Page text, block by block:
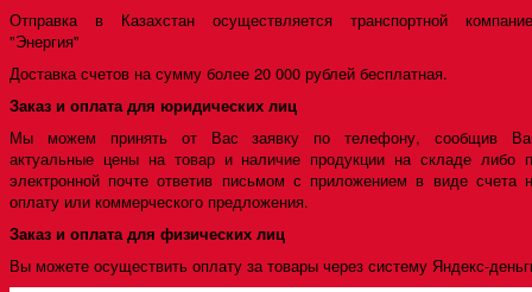
Отправка в Казахстан осуществляется транспортной
"Энергия"
Доставка счетов на сумму более 20 000 рублей бесплатная.
Заказ и оплата для юридических лиц
Мы можем принять от Вас заявку по телефону, сообщив
актуальные цены на товар и наличие продукции на складе либо
электронной почте ответив письмом с приложением в виде счета
оплату или коммерческого предложения.
Заказ и оплата для физических лиц
Вы можете осуществить оплату за товары через систему Яндекс-